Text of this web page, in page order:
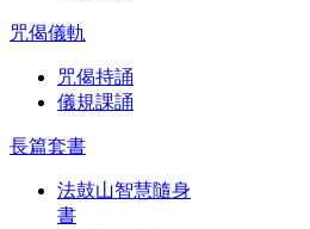
咒偈儀軌
咒偈持誦
儀規課誦
長篇套書
法鼓山智慧隨身
書